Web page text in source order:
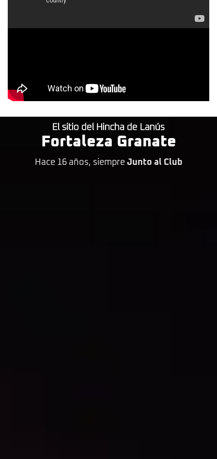
El sitio del Hincha de Lanús
Fortaleza Granate
Hace 16 años, siempre Junto al Club